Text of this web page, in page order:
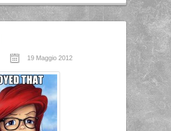
19 Maggio 2012